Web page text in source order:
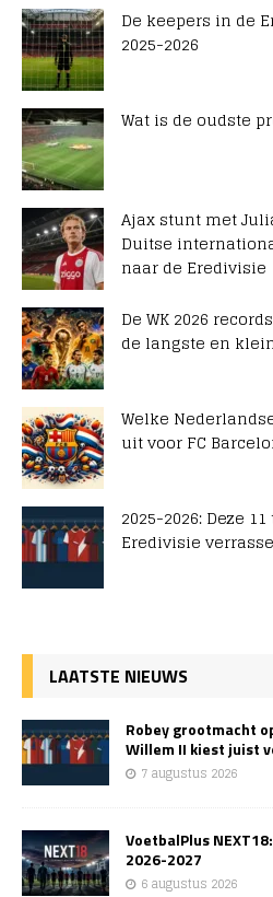
De keepers in de
2025-2026
Wat is de oudste
Ajax stunt met
Duitse
naar de Eredivisie
De WK 2026
de langste en
Welke
uit voor FC
2025-2026: Deze
Eredivisie
LAATSTE NIEUWS
Robey grootmacht
Willem II kiest juist
7 augustus 2026
VoetbalPlus
2026-2027
6 augustus 2026